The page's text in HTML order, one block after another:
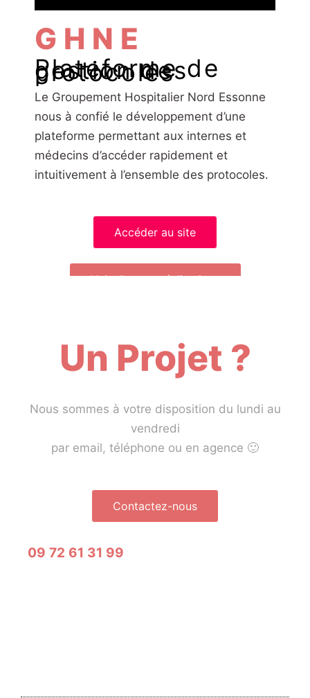
GHNE
Plateforme de
gestion des
protocoles
Le Groupement Hospitalier Nord Essonne
nous à confié le développement d’une
plateforme permettant aux internes et
médecins d’accéder rapidement et
intuitivement à l’ensemble des protocoles.
Accéder au site
Voir d'autres réalisations
Un Projet ?
Nous sommes à votre disposition du lundi au
vendredi
par email, téléphone ou en agence 🙂
Contactez-nous
09 72 61 31 99